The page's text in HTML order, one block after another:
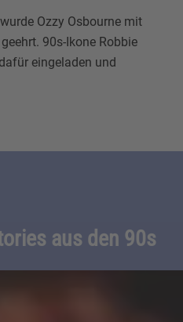
Ozzy Osbourne mit
90s-Ikone Robbie
eingeladen und
aus den 90s